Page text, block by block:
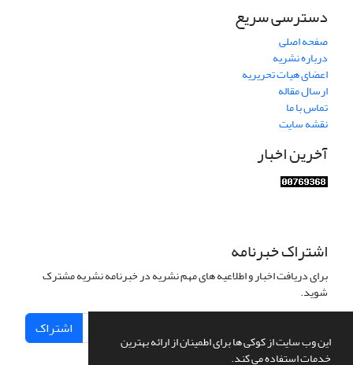
این وب سایت از کوکی ها برای اطمینان از ارائه بهترین
خدمات استفاده می کند.
دسترسی سریع
صفحه اصلی
درباره نشریه
اعضای هیات تحریریه
ارسال مقاله
تماس با ما
نقشه سایت
آخرین اخبار
اشتراک خبرنامه
برای دریافت اخبار و اطلاعیه های مهم نشریه در خبرنامه نشریه مشترک
شوید.
اشتراک